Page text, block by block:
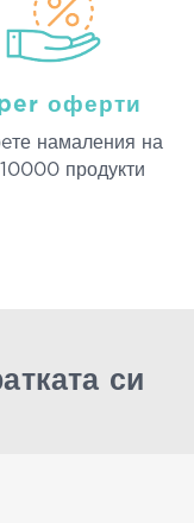
оферти
намаления на
продукти
си